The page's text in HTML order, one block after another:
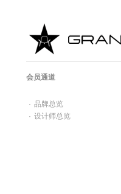
会员通道
· 品牌总览
· 设计师总览